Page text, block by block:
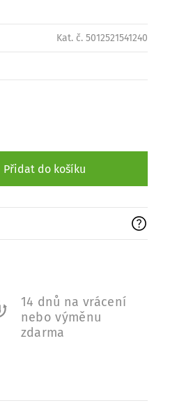
Kat. č. 5012521541240
Přidat do košíku
14 dnů na vrácení
nebo výměnu
zdarma